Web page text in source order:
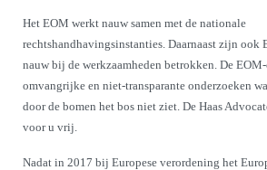
Het EOM werkt nauw samen met de nationale
rechtshandhavingsinstanties. Daarnaast zijn ook
nauw bij de werkzaamheden betrokken. De
omvangrijke en niet-transparante onderzoeken
door de bomen het bos niet ziet. De Haas
voor u vrij.
Nadat in 2017 bij Europese verordening het